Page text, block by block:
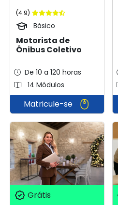
(4.9)
Básico
Motorista de
Ônibus Coletivo
De 10 a 120 horas
14 Módulos
Matricule-se
Grátis